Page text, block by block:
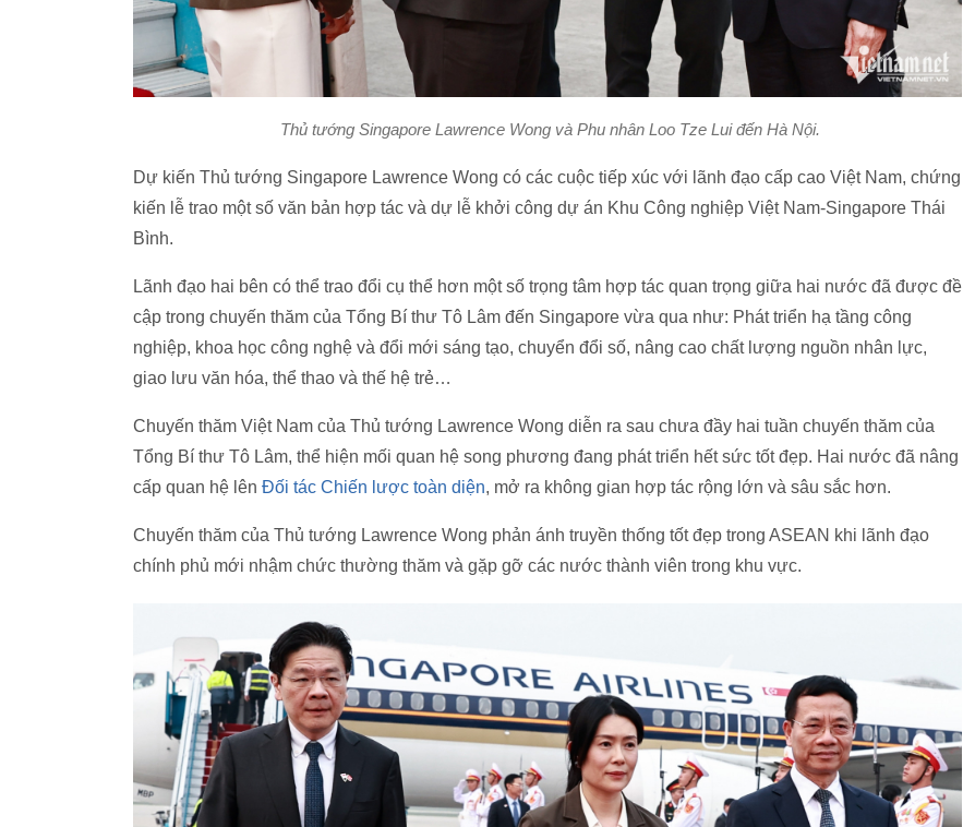
Thủ tướng Singapore Lawrence Wong và Phu nhân Loo Tze Lui đến Hà Nội.
Dự kiến Thủ tướng Singapore Lawrence Wong có các cuộc tiếp xúc với lãnh đạo cấp cao Việt Nam, chứng
kiến lễ trao một số văn bản hợp tác và dự lễ khởi công dự án Khu Công nghiệp Việt Nam-Singapore Thái
Bình.
Lãnh đạo hai bên có thể trao đổi cụ thể hơn một số trọng tâm hợp tác quan trọng giữa hai nước đã được đề
cập trong chuyến thăm của Tổng Bí thư Tô Lâm đến Singapore vừa qua như: Phát triển hạ tầng công
nghiệp, khoa học công nghệ và đổi mới sáng tạo, chuyển đổi số, nâng cao chất lượng nguồn nhân lực,
giao lưu văn hóa, thể thao và thế hệ trẻ…
Chuyến thăm Việt Nam của Thủ tướng Lawrence Wong diễn ra sau chưa đầy hai tuần chuyến thăm của
Tổng Bí thư Tô Lâm, thể hiện mối quan hệ song phương đang phát triển hết sức tốt đẹp. Hai nước đã nâng
cấp quan hệ lên Đối tác Chiến lược toàn diện, mở ra không gian hợp tác rộng lớn và sâu sắc hơn.
Chuyến thăm của Thủ tướng Lawrence Wong phản ánh truyền thống tốt đẹp trong ASEAN khi lãnh đạo
chính phủ mới nhậm chức thường thăm và gặp gỡ các nước thành viên trong khu vực.